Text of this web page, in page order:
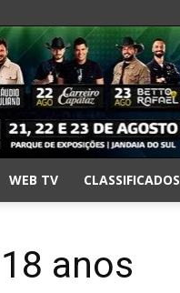
WEB TV CLASSIFICADOS
anos